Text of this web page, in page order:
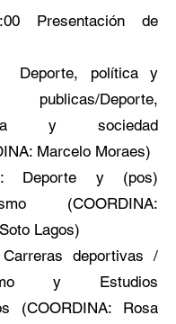
Presentación de
Deporte, política y
publicas/Deporte,
y sociedad
Marcelo Moraes)
Deporte y (pos)
(COORDINA:
Lagos)
deportivas /
y Estudios
(COORDINA: Rosa